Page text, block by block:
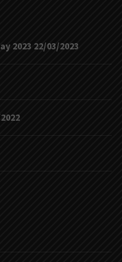
2023 22/03/2023